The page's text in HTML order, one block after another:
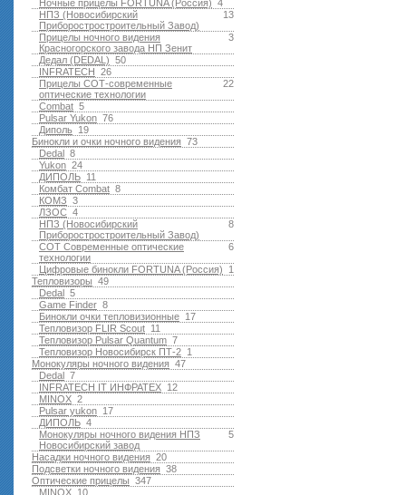
4
Ночные прицелы FORTUNA (Россия)
13
НПЗ (Новосибирский
Приборостростроительный Завод)
3
Прицелы ночного видения
Красногорского завода НП Зенит
50
Дедал (DEDAL)
26
INFRATECH
22
Прицелы СОТ-современные
оптические технологии
5
Combat
76
Pulsar Yukon
19
Диполь
73
Бинокли и очки ночного видения
8
Dedal
24
Yukon
11
ДИПОЛЬ
8
Комбат Combat
3
КОМЗ
4
ЛЗОС
8
НПЗ (Новосибирский
Приборостростроительный Завод)
6
СОТ Современные оптические
технологии
1
Цифровые бинокли FORTUNA (Россия)
49
Тепловизоры
5
Dedal
8
Game Finder
17
Бинокли очки тепловизионные
11
Тепловизор FLIR Scout
7
Тепловизор Pulsar Quantum
1
Тепловизор Новосибирск ПТ-2
47
Монокуляры ночного видения
7
Dedal
12
INFRATECH IT ИНФРАТЕХ
2
MINOX
17
Pulsar yukon
4
ДИПОЛЬ
5
Монокуляры ночного видения НПЗ
Новосибирский завод
20
Насадки ночного видения
38
Подсветки ночного видения
347
Оптические прицелы
10
MINOX